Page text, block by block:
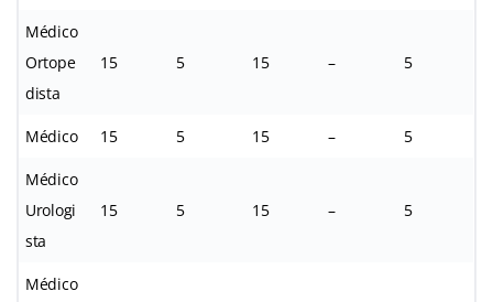
Médico
Ortope
dista
15 5 15 – 5
Médico 15 5 15 – 5
Médico
Urologi
sta
15 5 15 – 5
Médico